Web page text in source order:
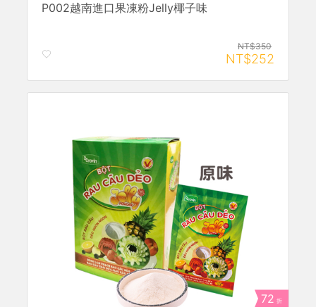
P002越南進口果凍粉Jelly椰子味
NT$350
NT$252
72 折